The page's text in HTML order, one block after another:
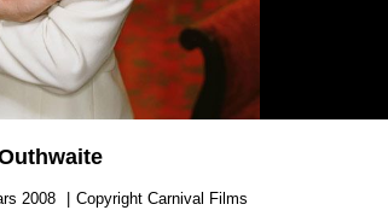
2008
Copyright Carnival Films